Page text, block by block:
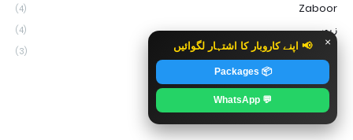
× 📢 اپنے کاروبار کا اشتہار لگوائیں
📦 Packages
💬 WhatsApp
Zaboor
(4)
زبور (4)
نوکریاں (3)